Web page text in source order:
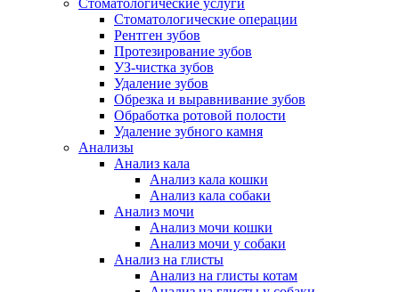
Стоматологические услуги
Стоматологические операции
Рентген зубов
Протезирование зубов
УЗ-чистка зубов
Удаление зубов
Обрезка и выравнивание зубов
Обработка ротовой полости
Удаление зубного камня
Анализы
Анализ кала
Анализ кала кошки
Анализ кала собаки
Анализ мочи
Анализ мочи кошки
Анализ мочи у собаки
Анализ на глисты
Анализ на глисты котам